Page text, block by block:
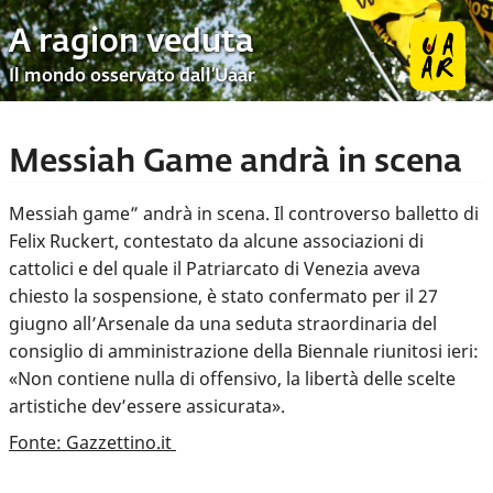
A ragion veduta
Il mondo osservato dall’Uaar
Messiah Game andrà in scena
Messiah game” andrà in scena. Il controverso balletto di
Felix Ruckert, contestato da alcune associazioni di
cattolici e del quale il Patriarcato di Venezia aveva
chiesto la sospensione, è stato confermato per il 27
giugno all’Arsenale da una seduta straordinaria del
consiglio di amministrazione della Biennale riunitosi ieri:
«Non contiene nulla di offensivo, la libertà delle scelte
artistiche dev’essere assicurata».
Fonte: Gazzettino.it